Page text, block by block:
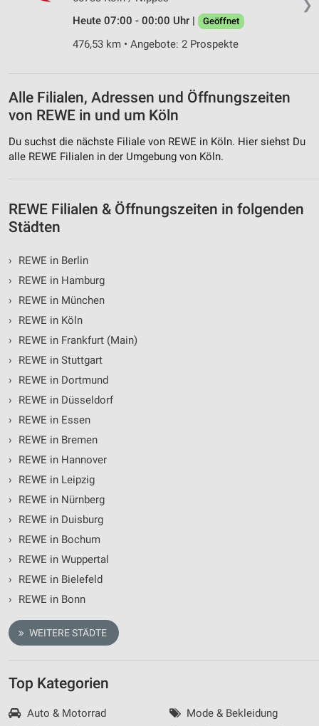
❯
Heute 07:00 - 00:00 Uhr |
Geöffnet
476,53 km • Angebote: 2 Prospekte
Alle Filialen, Adressen und Öffnungszeiten
von REWE in und um Köln
Du suchst die nächste Filiale von REWE in Köln. Hier siehst Du
alle REWE Filialen in der Umgebung von Köln.
REWE Filialen & Öffnungszeiten in folgenden
Städten
›
REWE in Berlin
›
REWE in Hamburg
›
REWE in München
›
REWE in Köln
›
REWE in Frankfurt (Main)
›
REWE in Stuttgart
›
REWE in Dortmund
›
REWE in Düsseldorf
›
REWE in Essen
›
REWE in Bremen
›
REWE in Hannover
›
REWE in Leipzig
›
REWE in Nürnberg
›
REWE in Duisburg
›
REWE in Bochum
›
REWE in Wuppertal
›
REWE in Bielefeld
›
REWE in Bonn
WEITERE STÄDTE
Top Kategorien
Auto & Motorrad
Mode & Bekleidung